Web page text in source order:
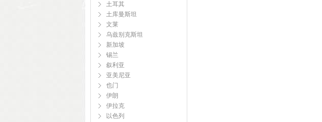
土耳其
土库曼斯坦
文莱
乌兹别克斯坦
新加坡
锡兰
叙利亚
亚美尼亚
也门
伊朗
伊拉克
以色列